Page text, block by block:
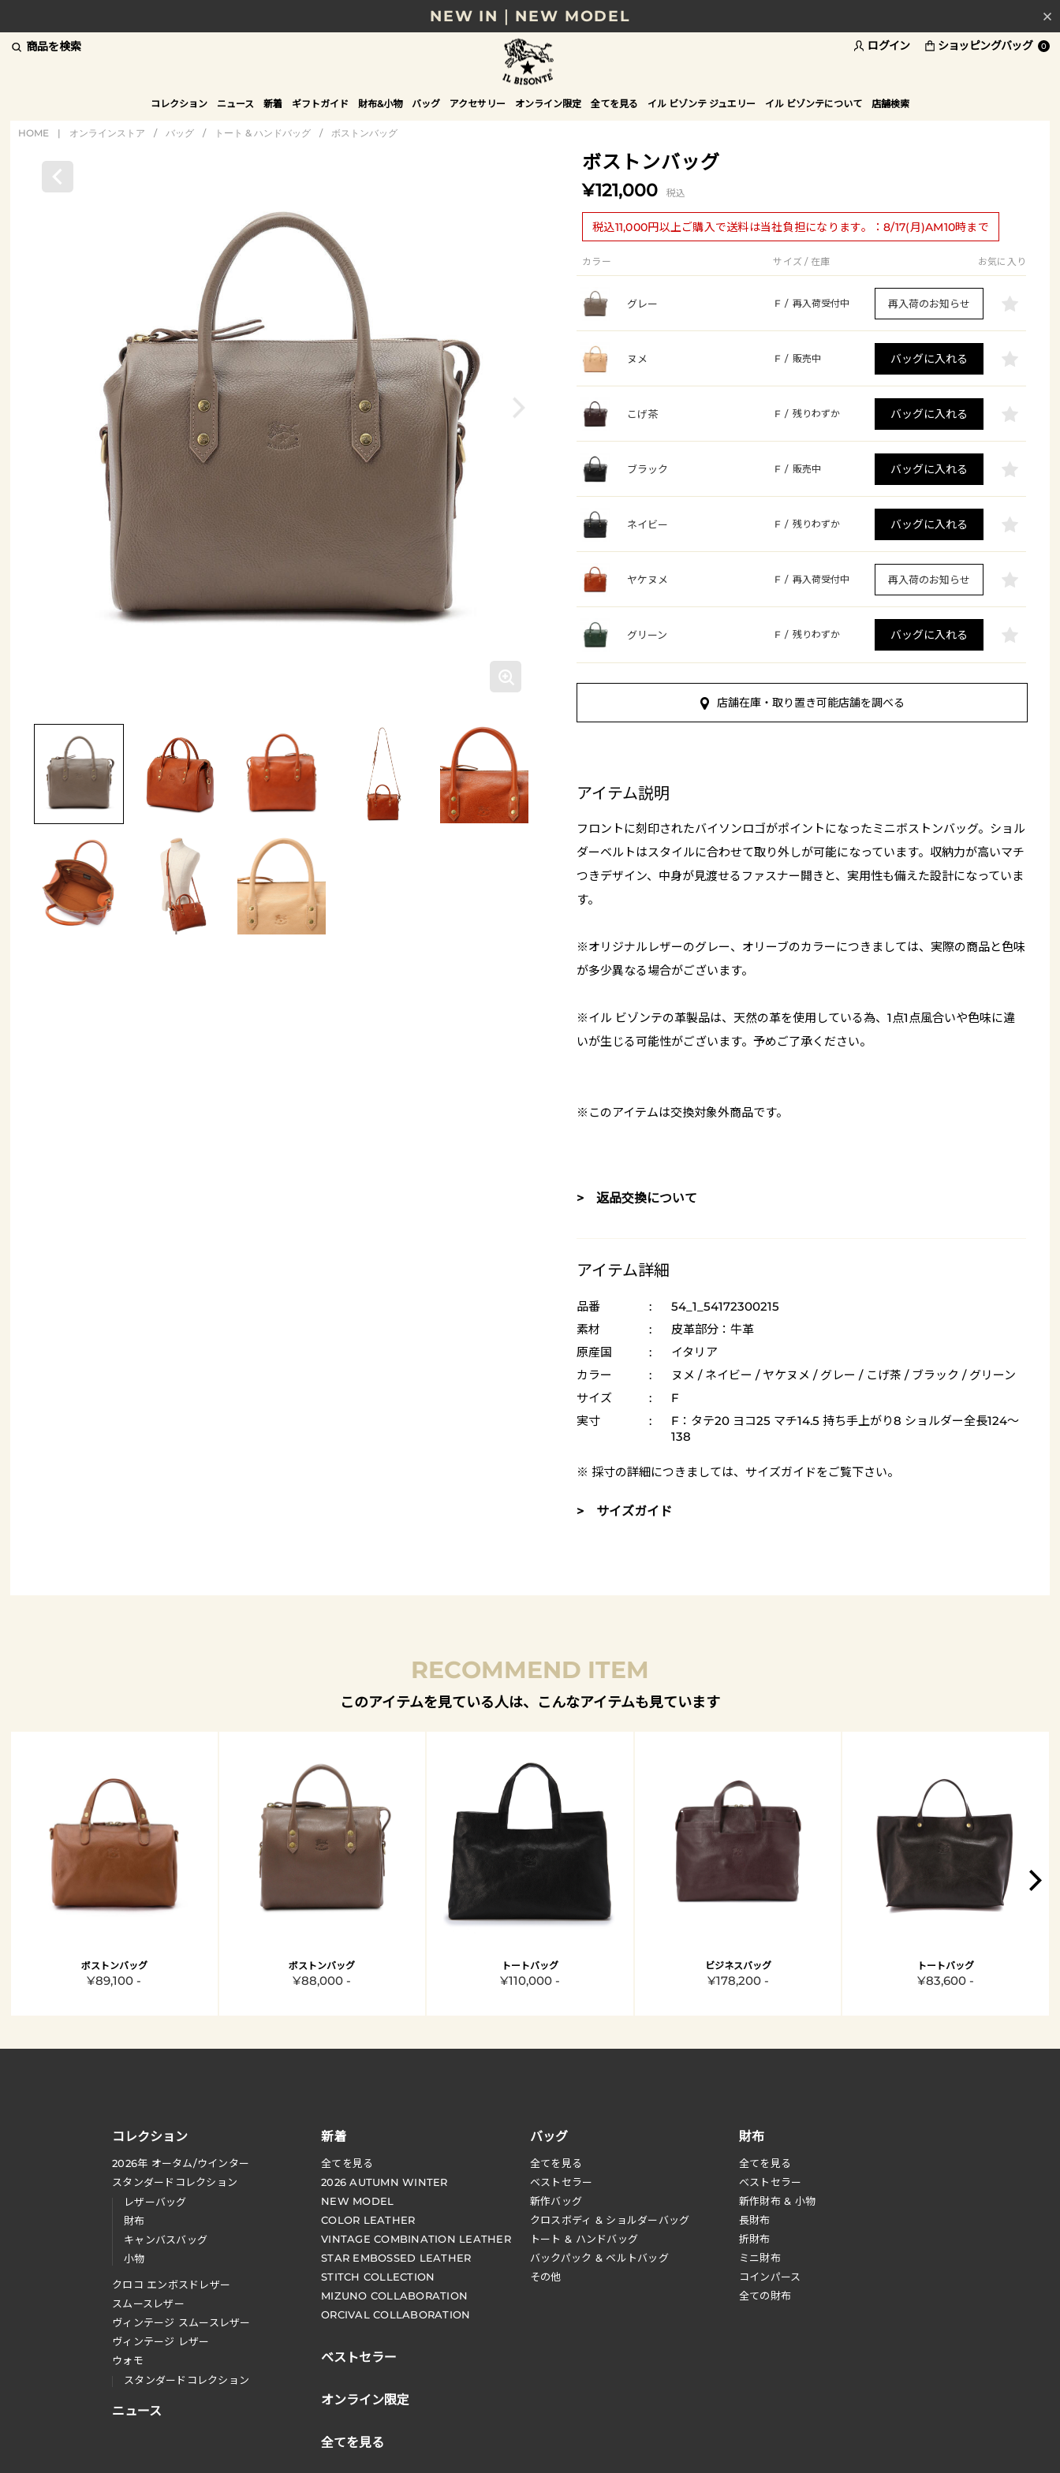
NEW IN｜NEW MODEL
8/17(月)10時まで｜税込11,000円以上で送料無料
贈る相手やシーンから選べる、新しいギフトガイド
NEW IN｜COLOR LEATHER
商品を検索 ログイン ショッピングバッグ 0
コレクション ニュース 新着 ギフトガイド 財布&小物 バッグ アクセサリー オンライン限定 全てを見る イル ビゾンテ ジュエリー イル ビゾンテについて 店舗検索
HOME | オンラインストア / バッグ / トート & ハンドバッグ / ボストンバッグ
ボストンバッグ
¥121,000 税込
税込11,000円以上ご購入で送料は当社負担になります。：8/17(月)AM10時まで
カラー サイズ / 在庫 お気に入り
グレー F / 再入荷受付中 再入荷のお知らせ
ヌメ F / 販売中 バッグに入れる
こげ茶 F / 残りわずか バッグに入れる
ブラック F / 販売中 バッグに入れる
ネイビー F / 残りわずか バッグに入れる
ヤケヌメ F / 再入荷受付中 再入荷のお知らせ
グリーン F / 残りわずか バッグに入れる
店舗在庫・取り置き可能店舗を調べる
アイテム説明
フロントに刻印されたバイソンロゴがポイントになったミニボストンバッグ。ショル
ダーベルトはスタイルに合わせて取り外しが可能になっています。収納力が高いマチ
つきデザイン、中身が見渡せるファスナー開きと、実用性も備えた設計になっていま
す。
※オリジナルレザーのグレー、オリーブのカラーにつきましては、実際の商品と色味
が多少異なる場合がございます。
※イル ビゾンテの革製品は、天然の革を使用している為、1点1点風合いや色味に違
いが生じる可能性がございます。予めご了承ください。
※このアイテムは交換対象外商品です。
> 返品交換について
アイテム詳細
品番 :
54_1_54172300215
素材
:
皮革部分：牛革
原産国
:
イタリア
カラー
:
ヌメ / ネイビー / ヤケヌメ / グレー / こげ茶 / ブラック / グリーン
サイズ
:
F
実寸
:
F：タテ20 ヨコ25 マチ14.5 持ち手上がり8 ショルダー全長124～
138
※ 採寸の詳細につきましては、 サイズガイドをご覧下さい。
> サイズガイド
RECOMMEND ITEM
このアイテムを見ている人は、こんなアイテムも見ています
ボストンバッグ
¥89,100 -
ボストンバッグ
¥88,000 -
トートバッグ
¥110,000 -
ビジネスバッグ
¥178,200 -
トートバッグ
¥83,600 -
コレクション
2026年 オータム/ウインター
スタンダードコレクション
レザーバッグ
財布
キャンバスバッグ
小物
クロコ エンボスドレザー
スムースレザー
ヴィンテージ スムースレザー
ヴィンテージ レザー
ウォモ
スタンダードコレクション
ニュース
新着
全てを見る
2026 AUTUMN WINTER
NEW MODEL
COLOR LEATHER
VINTAGE COMBINATION LEATHER
STAR EMBOSSED LEATHER
STITCH COLLECTION
MIZUNO COLLABORATION
ORCIVAL COLLABORATION
ベストセラー
オンライン限定
全てを見る
財布
全てを見る
べストセラー
新作財布 & 小物
長財布
折財布
ミニ財布
コインパース
全ての財布
バッグ
全てを見る
ベストセラー
新作バッグ
クロスボディ & ショルダーバッグ
トート & ハンドバッグ
バックパック & ベルトバッグ
その他